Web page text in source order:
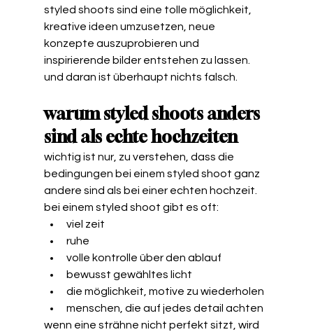
styled shoots sind eine tolle möglichkeit,
kreative ideen umzusetzen, neue
konzepte auszuprobieren und
inspirierende bilder entstehen zu lassen.
und daran ist überhaupt nichts falsch.
warum styled shoots anders
sind als echte hochzeiten
wichtig ist nur, zu verstehen, dass die
bedingungen bei einem styled shoot ganz
andere sind als bei einer echten hochzeit.
bei einem styled shoot gibt es oft:
viel zeit
ruhe
volle kontrolle über den ablauf
bewusst gewähltes licht
die möglichkeit, motive zu wiederholen
menschen, die auf jedes detail achten
wenn eine strähne nicht perfekt sitzt, wird